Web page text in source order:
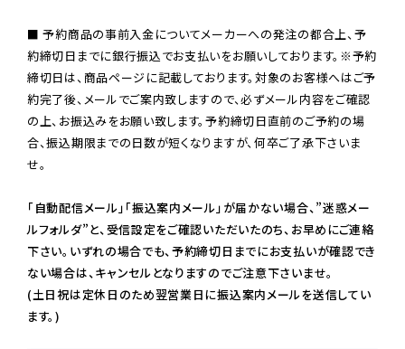
■ 予約商品の事前入金についてメーカーへの発注の都合上、予
約締切日までに銀行振込でお支払いをお願いしております。※予約
締切日は、商品ページに記載しております。対象のお客様へはご予
約完了後、メールでご案内致しますので、必ずメール内容をご確認
の上、お振込みをお願い致します。予約締切日直前のご予約の場
合、振込期限までの日数が短くなりますが、何卒ご了承下さいま
せ。
「自動配信メール」「振込案内メール」が届かない場合、”迷惑メー
ルフォルダ”と、受信設定をご確認いただいたのち、お早めにご連絡
下さい。いずれの場合でも、予約締切日までにお支払いが確認でき
ない場合は、キャンセルとなりますのでご注意下さいませ。
(土日祝は定休日のため翌営業日に振込案内メールを送信してい
ます。)